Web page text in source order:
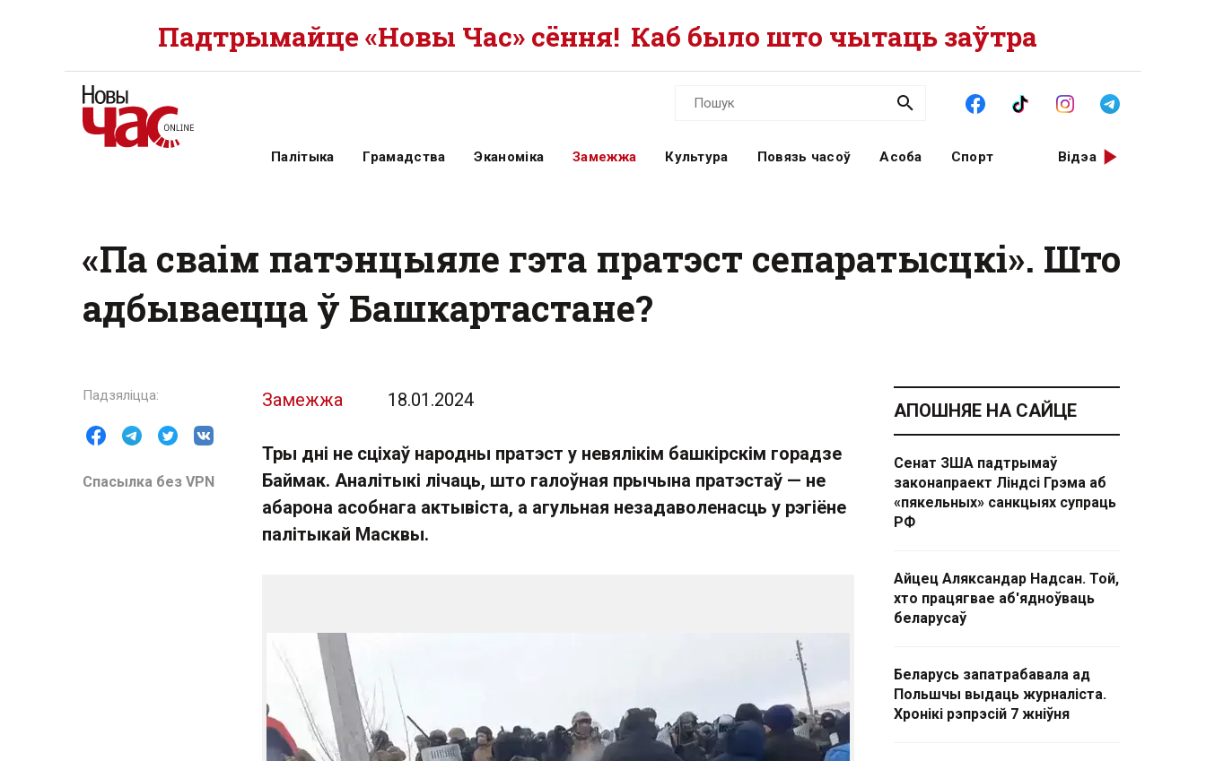
Падтрымайце «Новы Час» сёння! Каб было што чытаць заўтра
Палітыка Грамадства Эканоміка Замежжа Культура Повязь часоў Асоба Спорт Відэа
«Па сваім патэнцыяле гэта пратэст сепаратысцкі». Што
адбываецца ў Башкартастане?
Спасылка без VPN
Замежжа 18.01.2024
Тры дні не сціхаў народны пратэст у невялікім башкірскім горадзе
Баймак. Аналітыкі лічаць, што галоўная прычына пратэстаў — не
абарона асобнага актывіста, а агульная незадаволенасць у рэгіёне
палітыкай Масквы.
АПОШНЯЕ НА САЙЦЕ
Сенат ЗША падтрымаў
законапраект Ліндсі Грэма аб
«пякельных» санкцыях супраць
РФ
Айцец Аляксандар Надсан. Той,
хто працягвае аб'ядноўваць
беларусаў
Беларусь запатрабавала ад
Польшчы выдаць журналіста.
Хронікі рэпрэсій 7 жніўня